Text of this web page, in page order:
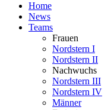
Home
News
Teams
Frauen
Nordstern I
Nordstern II
Nachwuchs
Nordstern III
Nordstern IV
Männer